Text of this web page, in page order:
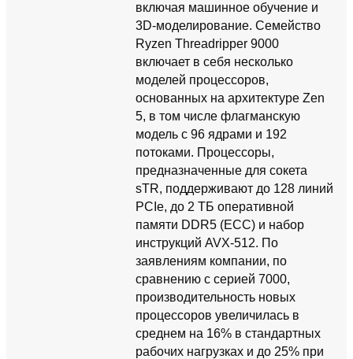
включая машинное обучение и
3D-моделирование. Семейство
Ryzen Threadripper 9000
включает в себя несколько
моделей процессоров,
основанных на архитектуре Zen
5, в том числе флагманскую
модель с 96 ядрами и 192
потоками. Процессоры,
предназначенные для сокета
sTR, поддерживают до 128 линий
PCIe, до 2 ТБ оперативной
памяти DDR5 (ECC) и набор
инструкций AVX-512. По
заявлениям компании, по
сравнению с серией 7000,
производительность новых
процессоров увеличилась в
среднем на 16% в стандартных
рабочих нагрузках и до 25% при